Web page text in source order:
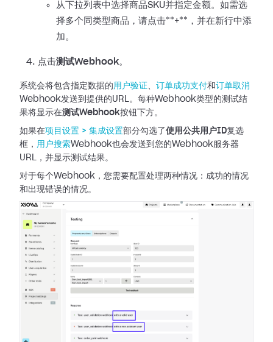
从下拉列表中选择商品SKU并指定金额。如需选
择多个同类型商品，请点击**+**，并在新行中添
加。
点击测试Webhook。
系统会将包含指定数据的用户验证、 订单成功支付和订单取消
Webhook发送到提供的URL。每种Webhook类型的测试结
果将显示在测试Webhook按钮下方。
如果在项目设置 > 集成设置部分勾选了 使用公共用户ID复选
框， 用户搜索Webhook也会发送到您的Webhook服务器
URL，并显示测试结果。
对于每个Webhook，您需要配置处理两种情况：成功的情况
和出现错误的情况。